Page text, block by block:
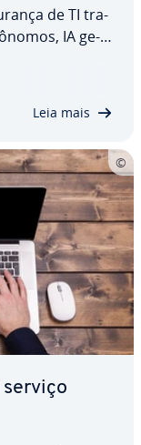
de TI tra­
IA ge­
novas
Leia mais
serviço